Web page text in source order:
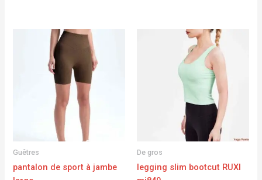
Guêtres
pantalon de sport à jambe
De gros
legging slim bootcut RUXI